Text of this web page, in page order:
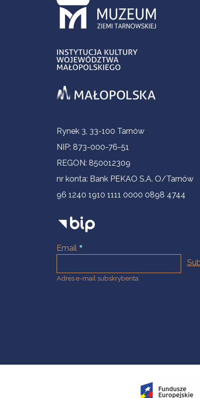
Informacje kontaktowe
Rynek 3, 33-100 Tarnów
NIP: 873-000-76-51
REGON: 850012309
nr konta: Bank PEKAO S.A. O/Tarnów
96 1240 1910 1111 0000 0898 4744
Email
Adres e-mail subskrybenta.